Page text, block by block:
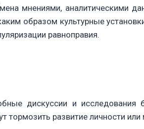
мнениями, аналитическими
образом культурные
равноправия.
дискуссии и
тормозить развитие личности